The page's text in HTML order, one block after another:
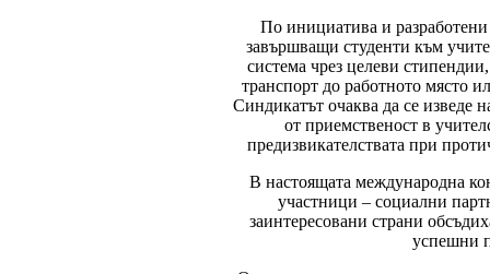
По инициатива и
завършващи студенти към
система чрез целеви
транспорт до работното място
Синдикатът очаква да се изведе
от приемственост в
предизвикателствата при
В настоящата международна
участници – социални
заинтересовани страни
успешни